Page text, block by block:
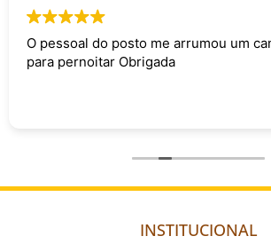
O pessoal do posto me arrumou um
para pernoitar Obrigada
INSTITUCIONAL